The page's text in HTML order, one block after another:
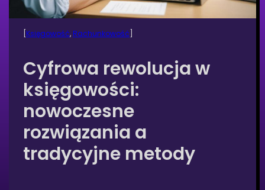
Księgowość, Rachunkowość
Cyfrowa rewolucja w
księgowości:
nowoczesne
rozwiązania a
tradycyjne metody